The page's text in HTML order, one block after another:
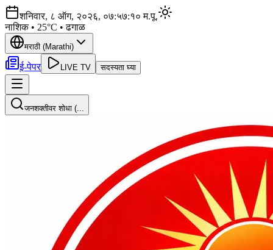
शनिवार, ८ ऑग, २०२६, ०७:५७:१२ म.पू.
मुंबई•28 °C •पाऊसपावसाचा इशारा
मराठी (Marathi)
ई-पेपर LIVE TV सदस्यता घ्या
जनशक्तीवर शोधा (...